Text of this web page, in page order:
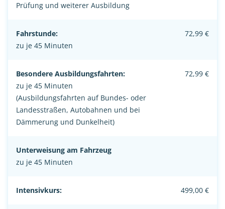
Prüfung und weiterer Ausbildung
Fahrstunde:
zu je 45 Minuten
72,99 €
Besondere Ausbildungsfahrten:
zu je 45 Minuten
(Ausbildungsfahrten auf Bundes- oder
Landesstraßen, Autobahnen und bei
Dämmerung und Dunkelheit)
72,99 €
Unterweisung am Fahrzeug
zu je 45 Minuten
Intensivkurs: 499,00 €